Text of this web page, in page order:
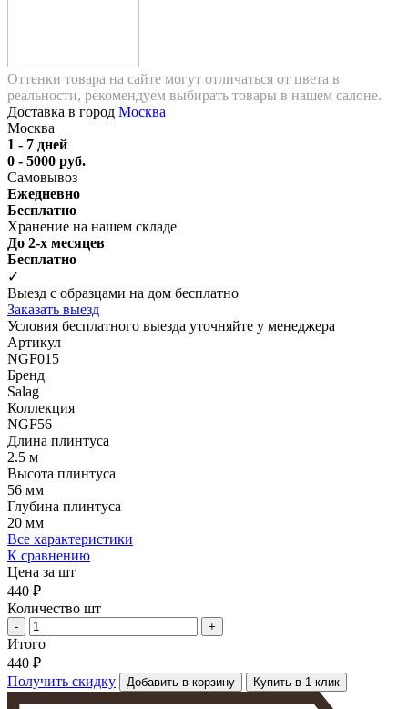
Оттенки товара на сайте могут отличаться от цвета в
реальности, рекомендуем выбирать товары в нашем салоне.
Доставка в город Москва
Москва
1 - 7 дней
0 - 5000 руб.
Самовывоз
Ежедневно
Бесплатно
Хранение на нашем складе
До 2-х месяцев
Бесплатно
✓
Выезд с образцами на дом бесплатно
Заказать выезд
Условия бесплатного выезда уточняйте у менеджера
Артикул
NGF015
Бренд
Salag
Коллекция
NGF56
Длина плинтуса
2.5 м
Высота плинтуса
56 мм
Глубина плинтуса
20 мм
Все характеристики
К сравнению
Цена за шт
440 ₽
Количество шт
- +
Итого
440 ₽
Получить скидку
Добавить в корзину Купить в 1 клик